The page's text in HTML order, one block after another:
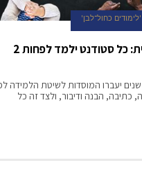
כחול־לבן'
מהפכת לימודי האנגלית: כל סטודנט ילמד לפחות 2
המשמעות המידית: בתוך 5 שנים יעברו המוסדות לשיטת הלמידה
כתיבה, הבנה ודיבור, ולצד זה כל